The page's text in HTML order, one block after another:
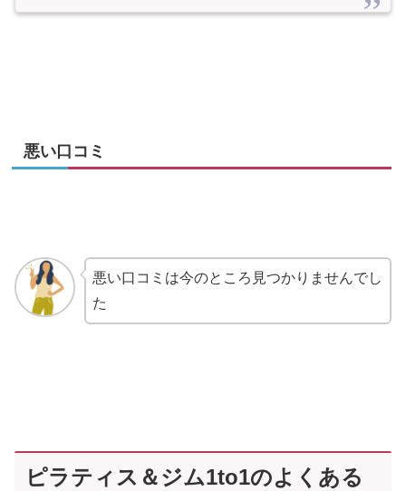
悪い口コミ
悪い口コミは今のところ見つかりませんでし
た
ピラティス＆ジム1to1のよくある